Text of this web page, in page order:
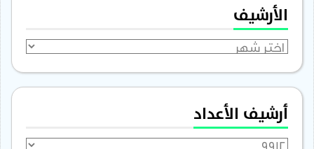
الأرشيف
الأرشيف
أرشيف الأعداد